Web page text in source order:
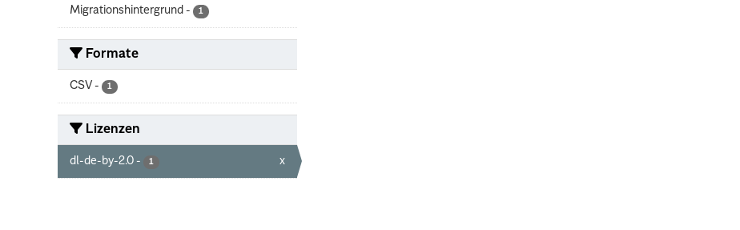
Migrationshintergrund - 1
Formate
CSV - 1
Lizenzen
dl-de-by-2.0 - 1 x